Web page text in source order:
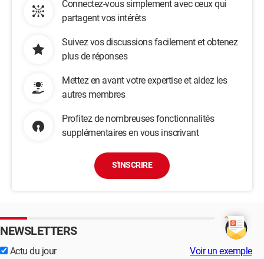
Connectez-vous simplement avec ceux qui
partagent vos intérêts
Suivez vos discussions facilement et obtenez
plus de réponses
Mettez en avant votre expertise et aidez les
autres membres
Profitez de nombreuses fonctionnalités
supplémentaires en vous inscrivant
S'INSCRIRE
NEWSLETTERS
Actu du jour Voir un exemple